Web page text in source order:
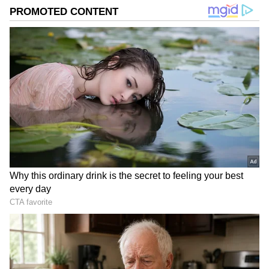
ಯಾವ ಧಾರವಾಹಿ :
ಜೀ ಕನ್ನಡದಲ್ಲಿ ಶ್ರೀ ರಾಘವೇಂದ್ರ
ಮಹಿಮೆ (Sri Raghavendra Mahime) ಎಂಬ ಹೊಸ
DOWNLOAD APP